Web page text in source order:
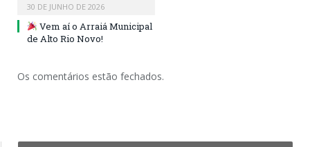
30 DE JUNHO DE 2026
Vem aí o Arraiá Municipal
de Alto Rio Novo!
Os comentários estão fechados.